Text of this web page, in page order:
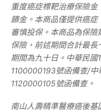
重度癌症標靶治療保險
饋金。本商品僅提供癌
審慎投保。本商品為保
保險，前述期間合計最
期間為九十日。中華民國
1100000193號函備查/中
1120000105號函備查。
南山人壽精準醫療癌後基